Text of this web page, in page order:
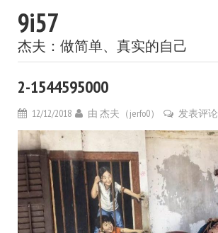
9i57
杰夫：做简单、真实的自己
2-1544595000
12/12/2018 由 杰夫（jerfo0） 发表评论